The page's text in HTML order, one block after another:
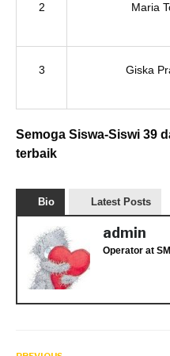
2 Maria
3 Giska
Semoga Siswa-Siswi 39
terbaik
Bio Latest Posts
admin
Operator at